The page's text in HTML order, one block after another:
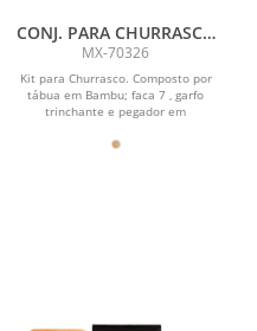
CONJ. PARA CHURRASCO
EM BAMBU / INOX /
MADEIRA - 4 PÇS
MX-70326
Kit para Churrasco. Composto por
tábua em Bambu; faca 7 , garfo
trinchante e pegador em